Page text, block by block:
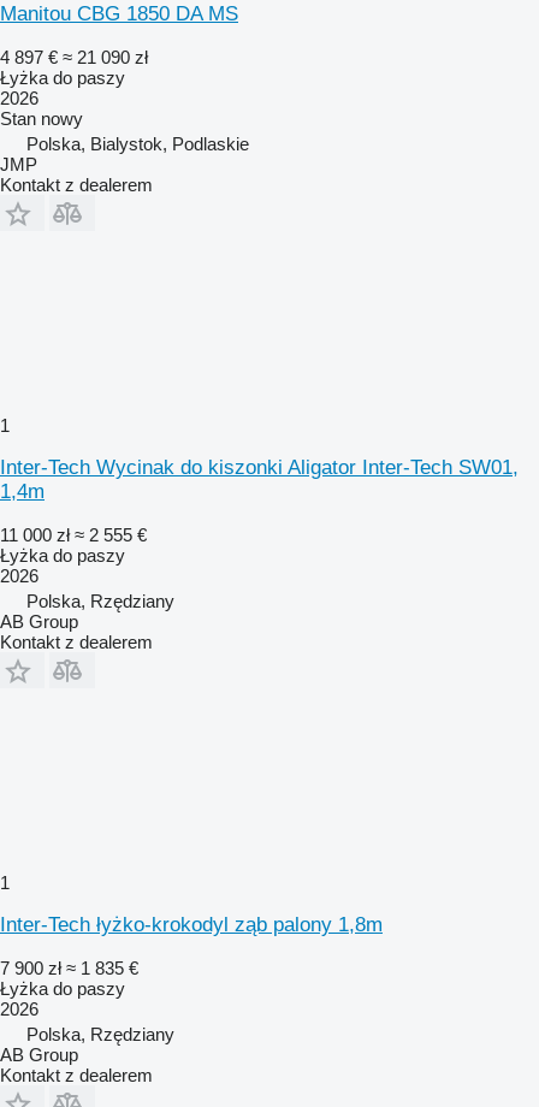
Manitou CBG 1850 DA MS
4 897 € ≈ 21 090 zł
Łyżka do paszy
2026
Stan nowy
Polska, Bialystok, Podlaskie
JMP
Kontakt z dealerem
1
Inter-Tech Wycinak do kiszonki Aligator Inter-Tech SW01,
1,4m
11 000 zł ≈ 2 555 €
Łyżka do paszy
2026
Polska, Rzędziany
AB Group
Kontakt z dealerem
1
Inter-Tech łyżko-krokodyl ząb palony 1,8m
7 900 zł ≈ 1 835 €
Łyżka do paszy
2026
Polska, Rzędziany
AB Group
Kontakt z dealerem